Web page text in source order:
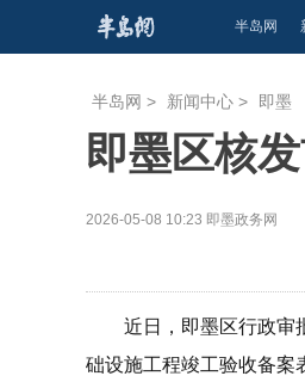
半岛网
半岛网 > 新闻中心 > 即墨
即墨区核
2026-05-08 10:23 即墨政务网
近日，即墨区行政审
础设施工程竣工验收备案